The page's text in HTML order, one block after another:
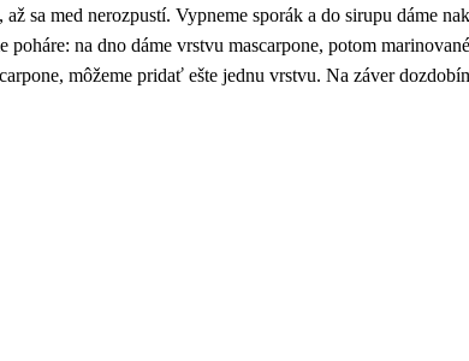
sa med nerozpustí. Vypneme sporák a do sirupu dáme
poháre: na dno dáme vrstvu mascarpone, potom
môžeme pridať ešte jednu vrstvu. Na záver